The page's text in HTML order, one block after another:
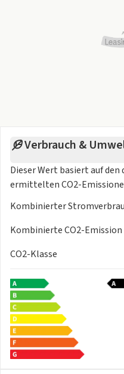
- Gebrauchtwagensiegel:
Fahrzeuglieferung durch
Verbrauch &
Dieser Wert basiert auf den
ermittelten CO2-
Kombinierter
Kombinierte CO2-Emission
CO2-Klasse